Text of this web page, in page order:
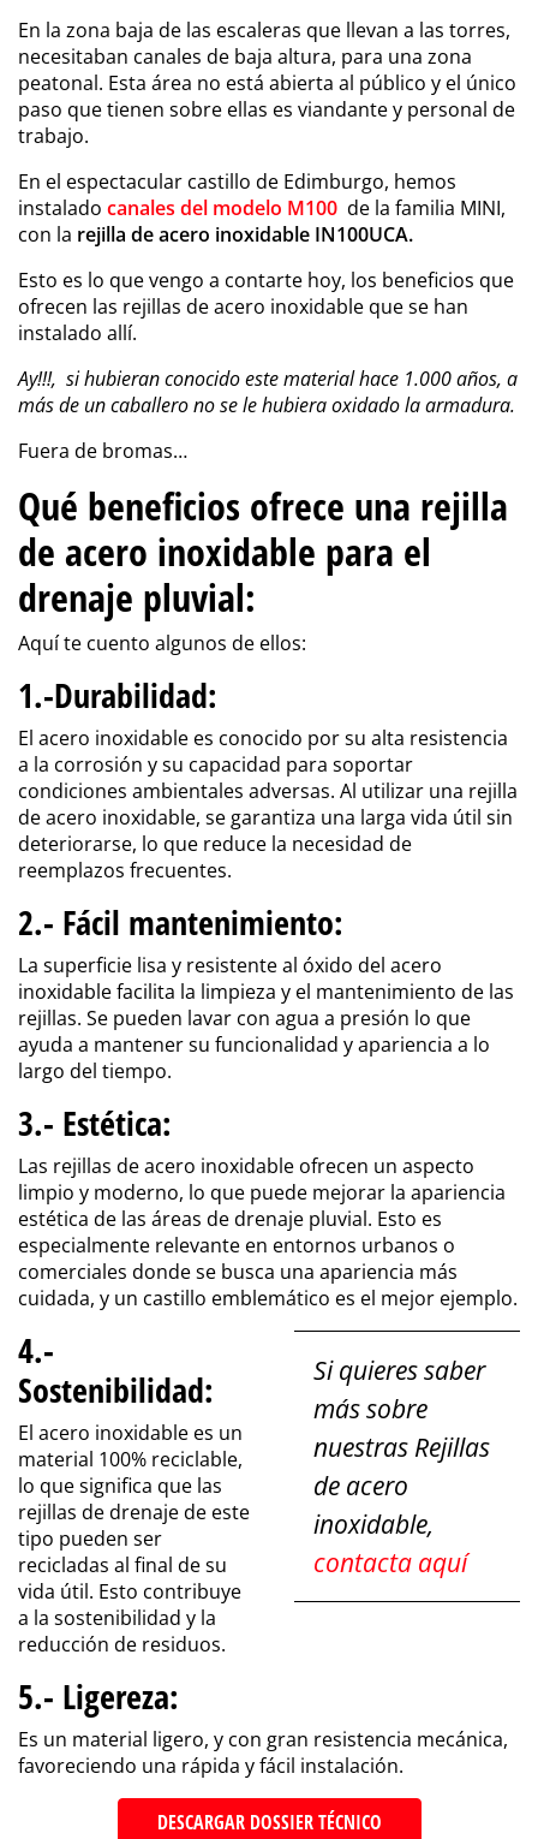
En la zona baja de las escaleras que llevan a las torres,
necesitaban canales de baja altura, para una zona
peatonal. Esta área no está abierta al público y el único
paso que tienen sobre ellas es viandante y personal de
trabajo.
En el espectacular castillo de Edimburgo, hemos
instalado canales del modelo M100 de la familia MINI,
con la rejilla deacero inoxidable IN100UCA.
Esto es lo que vengo a contarte hoy, los beneficios que
ofrecen las rejillas de acero inoxidable que se han
instalado allí.
Ay!!!, si hubieran conocido este material hace 1.000 años, a
más de un caballero no se le hubiera oxidado la armadura.
Fuera de bromas…
Qué beneficios ofrece una rejilla
de acero inoxidable para el
drenaje pluvial:
Aquí te cuento algunos de ellos:
1.-Durabilidad:
El acero inoxidable es conocido por su alta resistencia
a la corrosión y su capacidad para soportar
condiciones ambientales adversas. Al utilizar una rejilla
de acero inoxidable, se garantiza una larga vida útil sin
deteriorarse, lo que reduce la necesidad de
reemplazos frecuentes.
2.- Fácil mantenimiento:
La superficie lisa y resistente al óxido del acero
inoxidable facilita la limpieza y el mantenimiento de las
rejillas. Se pueden lavar con agua a presión lo que
ayuda a mantener su funcionalidad y apariencia a lo
largo del tiempo.
3.- Estética:
Las rejillas de acero inoxidable ofrecen un aspecto
limpio y moderno, lo que puede mejorar la apariencia
estética de las áreas de drenaje pluvial. Esto es
especialmente relevante en entornos urbanos o
comerciales donde se busca una apariencia más
cuidada, y un castillo emblemático es el mejor ejemplo.
Si quieres saber
más sobre
nuestras Rejillas
de acero
inoxidable,
contacta aquí
4.-
Sostenibilidad:
El acero inoxidable es un
material 100% reciclable,
lo que significa que las
rejillas de drenaje de este
tipo pueden ser
recicladas al final de su
vida útil. Esto contribuye
a la sostenibilidad y la
reducción de residuos.
5.- Ligereza:
Es un material ligero, y con gran resistencia mecánica,
favoreciendo una rápida y fácil instalación.
DESCARGAR DOSSIER TÉCNICO